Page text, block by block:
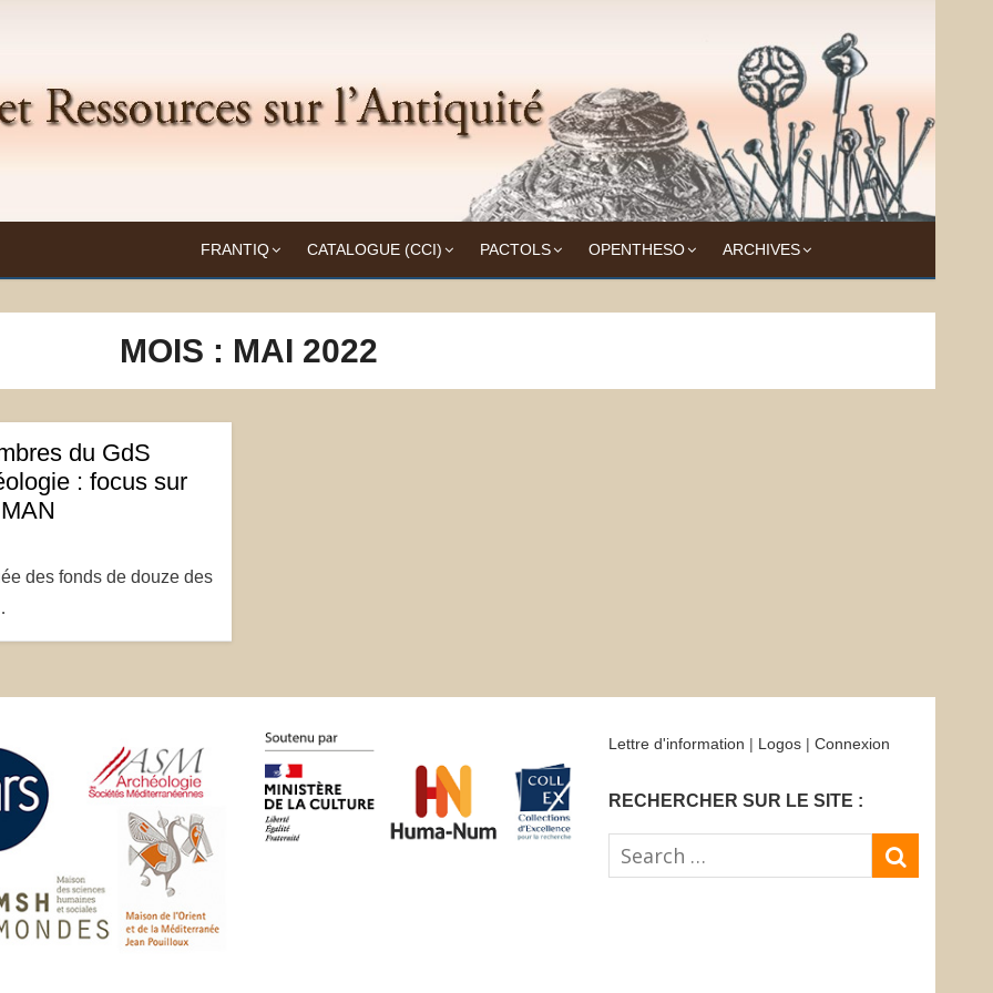
Frantiq
FRANTIQ CATALOGUE (CCI) PACTOLS OPENTHESO ARCHIVES
MOIS : MAI 2022
du GdS
: focus sur
des fonds de douze des
Lettre d'information | Logos | Connexion
RECHERCHER SUR LE SITE :
Search